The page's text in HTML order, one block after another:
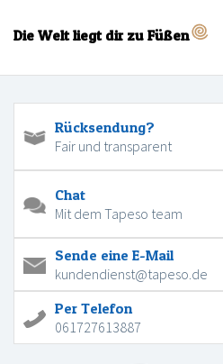
Die Welt liegt dir zu Füßen
Rücksendung?
Fair und transparent
Chat
Mit dem Tapeso team
Sende eine E-Mail
kundendienst@tapeso.de
Per Telefon
061727613887